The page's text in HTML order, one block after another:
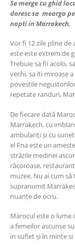
Se merge cu ghid
doresc sa mearga
nopti in Marrakech.
Vor fi 12 zile pline
este este extrem de
Trebuie sa fii acolo,
vechi, sa iti miroase
povestile
repetate randuri,
De fiecare dată
Marrakech, cu
ambulanți și cu
el Fna este un
străzile medinei
răcoroase,
muzee. Nu ai cum
supranumit
nuanțe de ocru.
Marocul este o lume
a femeilor ascunse
in suflet și în minte si